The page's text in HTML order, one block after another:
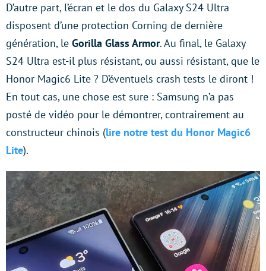
D’autre part, l’écran et le dos du Galaxy S24 Ultra
disposent d’une protection Corning de dernière
génération, le Gorilla Glass Armor. Au final, le Galaxy
S24 Ultra est-il plus résistant, ou aussi résistant, que le
Honor Magic6 Lite ? D’éventuels crash tests le diront !
En tout cas, une chose est sure : Samsung n’a pas
posté de vidéo pour le démontrer, contrairement au
constructeur chinois (lire notre test du Honor Magic6
Lite).